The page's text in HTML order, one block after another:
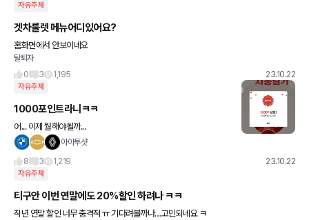
자유주제
겟차룰렛 메뉴어디있어요?
홈화면에서 안보이네요
탈퇴자
0
3 1,195 23.10.22
자유주제
1000포인트라니ㅋㅋ
어... 이제 뭘해야될까...
아아투샷
8
3 1,219 23.10.22
자유주제
티구안 이번 연말에도 20%할인 하려나 ㅋㅋ
작년 연말 할인 너무 충격적 ㅠ 기다려볼까나…고민되네요 ㅋ